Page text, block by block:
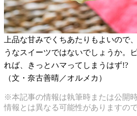
上品な甘みでくちあたりもよいので
うなスイーツではないでしょうか。
れば、きっとハマってしまうはず!?
（文・奈古善晴／オルメカ）
※本記事の情報は執筆時または公開
情報とは異なる可能性がありますの